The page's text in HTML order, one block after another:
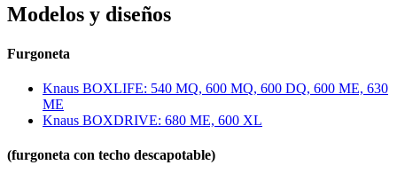
Modelos y diseños
Furgoneta
Knaus BOXLIFE: 540 MQ, 600 MQ, 600 DQ, 600 ME, 630
ME
Knaus BOXDRIVE: 680 ME, 600 XL
(furgoneta con techo descapotable)